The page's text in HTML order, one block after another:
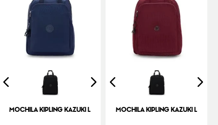
MOCHILA KIPLING KAZUKI L MOCHILA KIPLING KAZUKI L